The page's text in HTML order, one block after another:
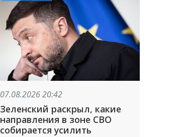
07.08.2026 20:42
Зеленский раскрыл, какие
направления в зоне СВО
собирается усилить